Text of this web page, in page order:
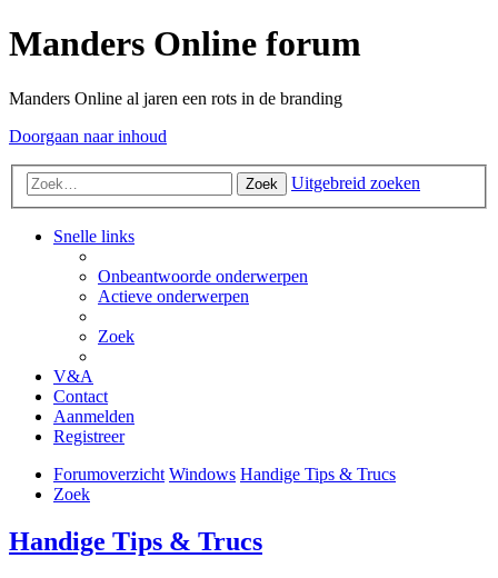
Manders Online forum
Manders Online al jaren een rots in de branding
Doorgaan naar inhoud
Zoek Uitgebreid zoeken
Snelle links
Onbeantwoorde onderwerpen
Actieve onderwerpen
Zoek
V&A
Contact
Aanmelden
Registreer
Forumoverzicht Windows Handige Tips & Trucs
Zoek
Handige Tips & Trucs